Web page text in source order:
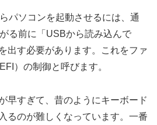
パソコンを起動させるには、通
る前に「USBから読み込んで
出す必要があります。これをファ
）の制御と呼びます。
早すぎて、昔のようにキーボード
るのが難しくなっています。一番